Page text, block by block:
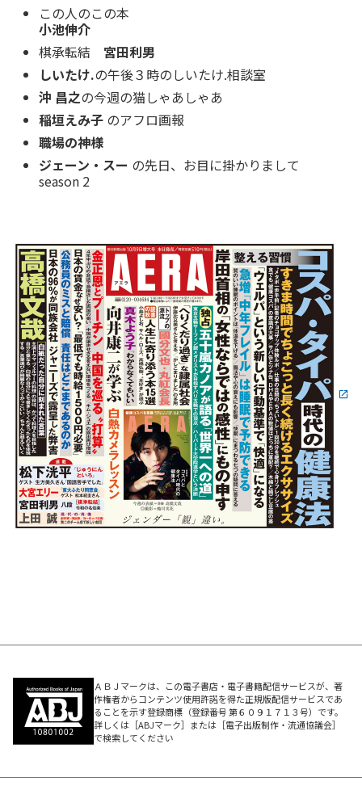
この人のこの本
小池伸介
棋承転結 宮田利男
しいたけ.の午後３時のしいたけ.相談室
沖 昌之の今週の猫しゃあしゃあ
稲垣えみ子 のアフロ画報
職場の神様
ジェーン・スー の先日、お目に掛かりまして
season 2
ＡＢＪマークは、この電子書店・電子書籍配信サービスが、著
作権者からコンテンツ使用許諾を得た正規版配信サービスであ
ることを示す登録商標（登録番号 第６０９１７１３号）です。
詳しくは［ABJマーク］または［電子出版制作・流通協議会］
で検索してください